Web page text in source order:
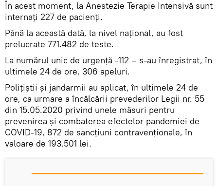
În acest moment, la Anestezie Terapie Intensivă sunt
internați 227 de pacienți.
Până la această dată, la nivel național, au fost
prelucrate 771.482 de teste.
La numărul unic de urgență -112 – s-au înregistrat, în
ultimele 24 de ore, 306 apeluri.
Polițiștii și jandarmii au aplicat, în ultimele 24 de
ore, ca urmare a încălcării prevederilor Legii nr. 55
din 15.05.2020 privind unele măsuri pentru
prevenirea și combaterea efectelor pandemiei de
COVID-19, 872 de sancţiuni contravenţionale, în
valoare de 193.501 lei.